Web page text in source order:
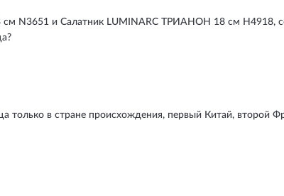
N3651 и Салатник LUMINARC ТРИАНОН 18 см H4918,
только в стране происхождения, первый Китай, второй